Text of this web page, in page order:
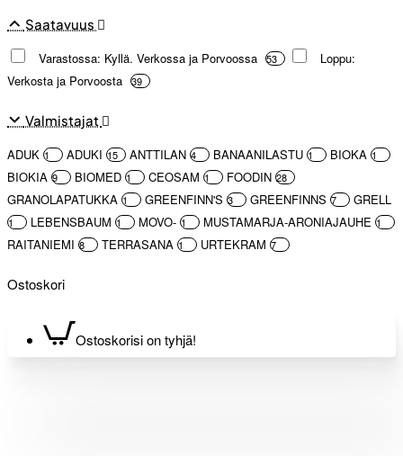
Saatavuus
Varastossa: Kyllä. Verkossa ja Porvoossa
53
Loppu:
Verkosta ja Porvoosta
39
Valmistajat
ADUK 1 ADUKI 15 ANTTILAN 4 BANAANILASTU 1 BIOKA 1
BIOKIA 9 BIOMED 1 CEOSAM 1 FOODIN 28
GRANOLAPATUKKA 1 GREENFINN'S 3 GREENFINNS 7 GRELL
1 LEBENSBAUM 1 MOVO- 1 MUSTAMARJA-ARONIAJAUHE 1
RAITANIEMI 8 TERRASANA 1 URTEKRAM 7
Ostoskori
Ostoskorisi on tyhjä!